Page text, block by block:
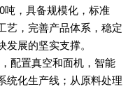
吨，具备规模化，标准
艺，完善产品体系，稳定
展的坚实支撑。
配置真空和面机，智能
统化生产线；从原料处理